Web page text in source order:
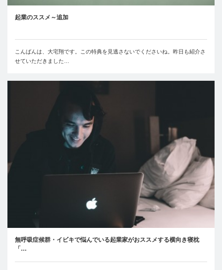
起業のススメ～追加
こんばんは、大宅翔です。この特典を見逃さないでくださいね。昨日も紹介さ
せていただきました…
無呼吸症候群・イビキで悩んでいる起業家がおススメする横向き寝枕
「…